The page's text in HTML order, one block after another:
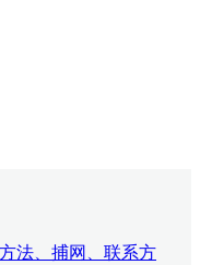
法、捕网、联系方